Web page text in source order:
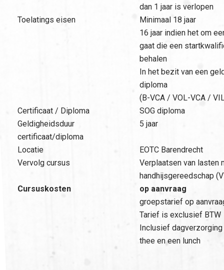
dan 1 jaar is verlopen
Toelatings eisen
Minimaal 18 jaar
16 jaar indien het om
gaat die een
behalen
In het bezit van een
diploma
(B-VCA / VOL-VCA /
Certificaat / Diploma
SOG diploma
Geldigheidsduur
certificaat/diploma
5 jaar
Locatie
EOTC Barendrecht
Vervolg cursus
Verplaatsen van lasten
handhijsgereedschap
Cursuskosten
op aanvraag
groepstarief op
Tarief is exclusief BTW
Inclusief
thee en een lunch